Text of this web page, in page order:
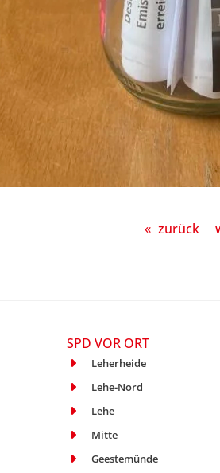
« zurück
SPD VOR ORT
Leherheide
Lehe-Nord
Lehe
Mitte
Geestemünde